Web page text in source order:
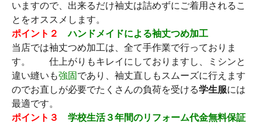
いますので、出来るだけ袖丈は詰めずにご着用されるこ
とをオススメします。
ポイント２
ハンドメイドによる袖丈つめ加工
当店では袖丈つめ加工は、全て手作業で行っておりま
す。 仕上がりもキレイにしておりますし、ミシンと
違い縫いも強固 であり、袖丈直しもスムーズに行えます
のでお直しが必要でたくさんの負荷を受ける学生服には
最適です。
ポイント３
学校生活３年間のリフォーム代金無料保証